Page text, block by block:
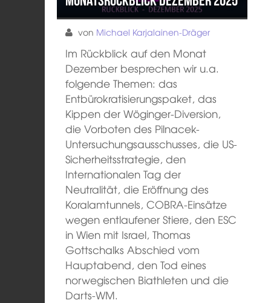
von Michael Karjalainen-Dräger
Im Rückblick auf den Monat
Dezember besprechen wir u.a.
folgende Themen: das
Entbürokratisierungspaket, das
Kippen der Wöginger-Diversion,
die Vorboten des Pilnacek-
Untersuchungsausschusses, die US-
Sicherheitsstrategie, den
Internationalen Tag der
Neutralität, die Eröffnung des
Koralamtunnels, COBRA-Einsätze
wegen entlaufener Stiere, den ESC
in Wien mit Israel, Thomas
Gottschalks Abschied vom
Hauptabend, den Tod eines
norwegischen Biathleten und die
Darts-WM.